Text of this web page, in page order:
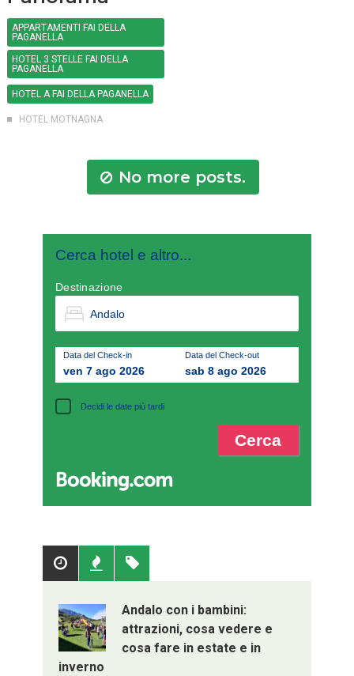
APPARTAMENTI FAI DELLA
PAGANELLA
HOTEL 3 STELLE FAI DELLA
PAGANELLA
HOTEL A FAI DELLA PAGANELLA
HOTEL MOTNAGNA
No more posts.
Cerca hotel e altro...
Destinazione
Data del Check-in
ven 7 ago 2026
Data del Check-out
sab 8 ago 2026
Decidi le date più tardi
PopolariRecenti
Andalo con i bambini:
attrazioni, cosa vedere e
cosa fare in estate e in
inverno